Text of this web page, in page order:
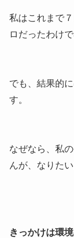
私はこれまで
ロだったわけ
でも、結果的
す。
なぜなら、私
んが、なりた
きっかけは環